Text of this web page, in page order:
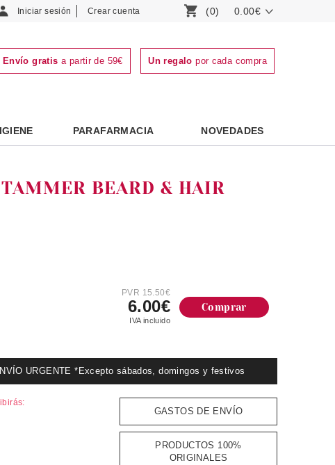
Iniciar sesión Crear cuenta (0) 0.00€
Envío gratis a partir de 59€ Un regalo por cada compra
PARAFARMACIA NOVEDADES
BEARD & HAIR
PVR 15.50€
6.00€
IVA incluido
Comprar
URGENTE *Excepto sábados, domingos y festivos
GASTOS DE ENVÍO
PRODUCTOS 100%
ORIGINALES